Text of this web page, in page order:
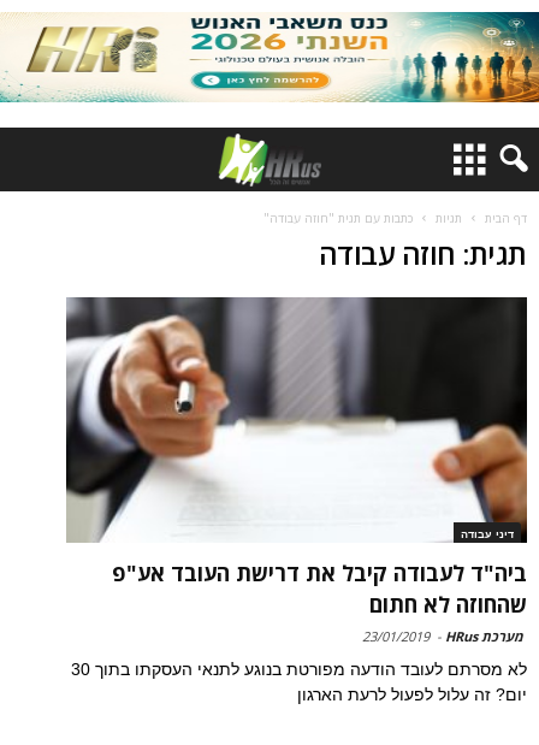
דף הבית תגיות כתבות עם תגית "חוזה עבודה"
תגית: חוזה עבודה
דיני עבודה
ביה"ד לעבודה קיבל את דרישת העובד אע"פ
שהחוזה לא חתום
מערכת HRus -
23/01/2019
לא מסרתם לעובד הודעה מפורטת בנוגע לתנאי העסקתו בתוך 30
יום? זה עלול לפעול לרעת הארגון